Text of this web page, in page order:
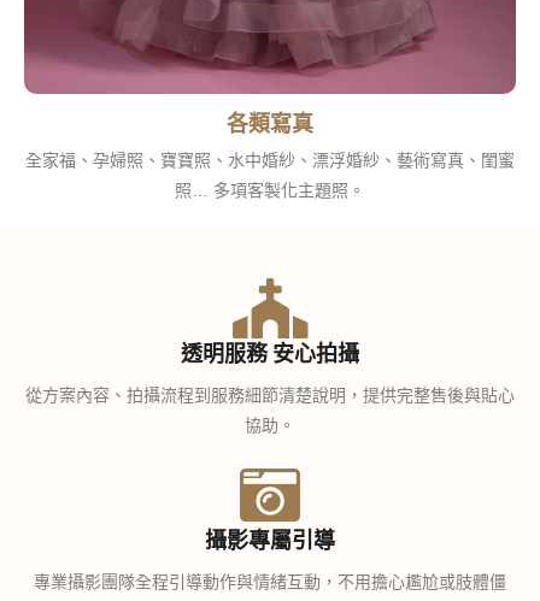
各類寫真
全家福、孕婦照、寶寶照、水中婚紗、漂浮婚紗、藝術寫真、閨蜜
照… 多項客製化主題照。
透明服務 安心拍攝
從方案內容、拍攝流程到服務細節清楚說明，提供完整售後與貼心
協助。
攝影專屬引導
專業攝影團隊全程引導動作與情緒互動，不用擔心尷尬或肢體僵